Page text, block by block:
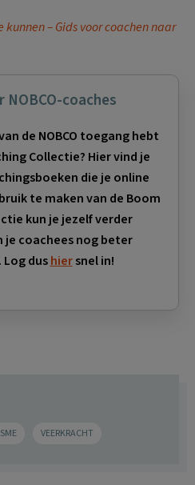
– Gids voor coachen naar
NOBCO-coaches
de NOBCO toegang hebt
Collectie? Hier vind je
die je online
te maken van de Boom
kun je jezelf verder
je coachees nog beter
dushiersnel in!
VEERKRACHT